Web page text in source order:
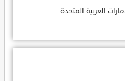
العربية المتحدة